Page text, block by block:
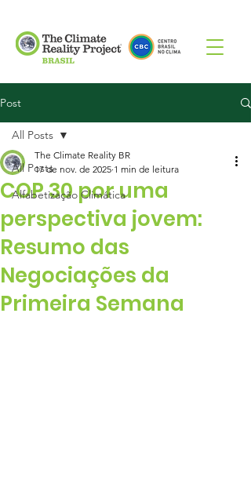
Post
All Posts
Alfabetização Climática
All Posts
COP 30 por uma
perspectiva jovem:
Resumo das
Negociações da
Primeira Semana
The Climate Reality BR
17 de nov. de 2025 1 min de leitura